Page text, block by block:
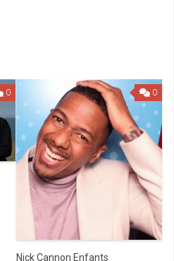
0 0
Nick Cannon Enfants